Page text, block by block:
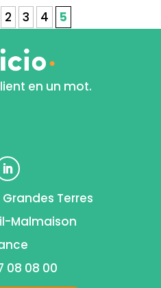
2 3 4 5
en un mot.
Grandes Terres
Malmaison
08 08 00